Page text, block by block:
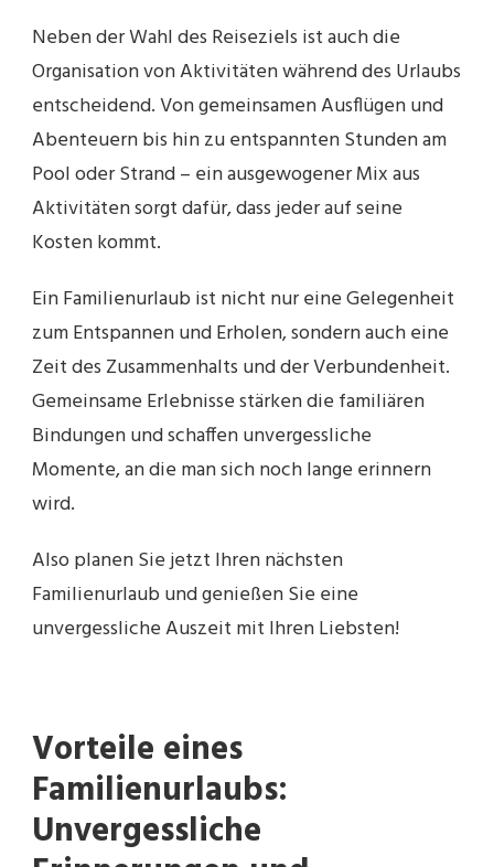
Neben der Wahl des Reiseziels ist auch die
Organisation von Aktivitäten während des Urlaubs
entscheidend. Von gemeinsamen Ausflügen und
Abenteuern bis hin zu entspannten Stunden am
Pool oder Strand – ein ausgewogener Mix aus
Aktivitäten sorgt dafür, dass jeder auf seine
Kosten kommt.
Ein Familienurlaub ist nicht nur eine Gelegenheit
zum Entspannen und Erholen, sondern auch eine
Zeit des Zusammenhalts und der Verbundenheit.
Gemeinsame Erlebnisse stärken die familiären
Bindungen und schaffen unvergessliche
Momente, an die man sich noch lange erinnern
wird.
Also planen Sie jetzt Ihren nächsten
Familienurlaub und genießen Sie eine
unvergessliche Auszeit mit Ihren Liebsten!
Vorteile eines
Familienurlaubs:
Unvergessliche